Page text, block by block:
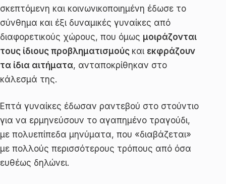
σκεπτόμενη και κοινωνικοποιημένη έδωσε το
σύνθημα και έξι δυναμικές γυναίκες από
διαφορετικούς χώρους, που όμως μοιράζονται
τους ίδιους προβληματισμούς και εκφράζουν
τα ίδια αιτήματα, ανταποκρίθηκαν στο
κάλεσμά της.
Επτά γυναίκες έδωσαν ραντεβού στο στούντιο
για να ερμηνεύσουν το αγαπημένο τραγούδι,
με πολυεπίπεδα μηνύματα, που «διαβάζεται»
με πολλούς περισσότερους τρόπους από όσα
ευθέως δηλώνει.